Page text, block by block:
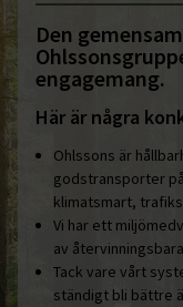
Den
engagemang.
Här är några
Ohlssons är
godstransporter
klimatsmart,
Vi har ett
av
Tack vare vårt
ständigt bli bättre